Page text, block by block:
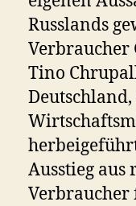
Russlands
Verbraucher
Tino
Ausstieg aus
Verbraucher